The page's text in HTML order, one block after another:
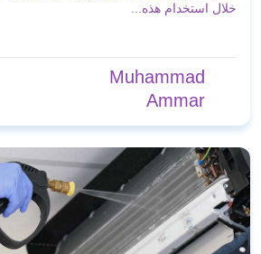
خلال استخدام هذه...
Muhammad
Ammar